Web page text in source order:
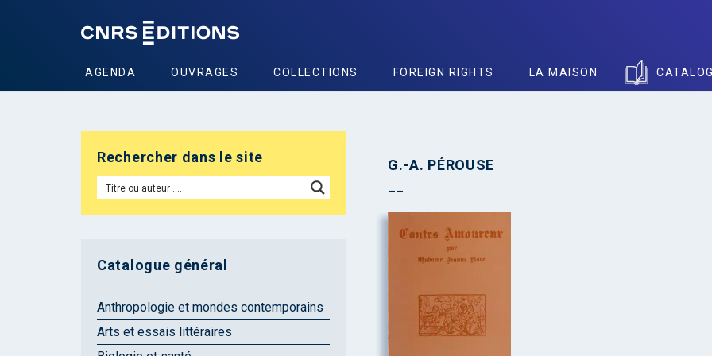
AGENDA OUVRAGES COLLECTIONS FOREIGN RIGHTS LA MAISON
G.-A. PÉROUSE
Rechercher dans le site
Catalogue général
Anthropologie et mondes contemporains
Arts et essais littéraires